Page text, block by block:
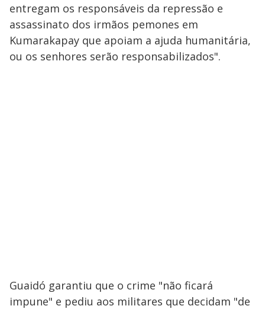
entregam os responsáveis da repressão e
assassinato dos irmãos pemones em
Kumarakapay que apoiam a ajuda humanitária,
ou os senhores serão responsabilizados".
Guaidó garantiu que o crime "não ficará
impune" e pediu aos militares que decidam "de